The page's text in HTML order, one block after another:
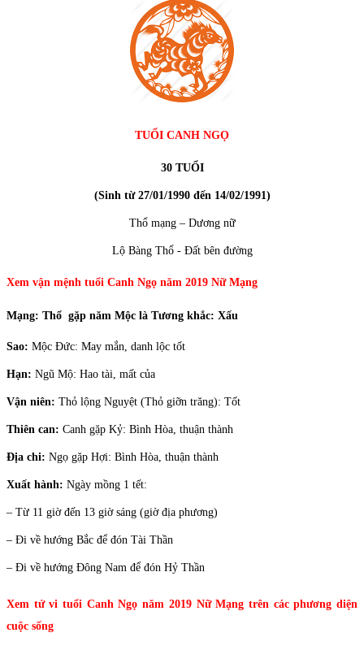
TUỔI CANH NGỌ
30 TUỔI
(Sinh từ 27/01/1990 đến 14/02/1991)
Thổ mạng – Dương nữ
Lộ Bàng Thổ - Đất bên đường
Xem vận mệnh tuổi Canh Ngọ năm 2019 Nữ Mạng
Mạng: Thổ gặp năm Mộc là Tương khắc: Xấu
Sao: Mộc Đức: May mắn, danh lộc tốt
Hạn: Ngũ Mộ: Hao tài, mất của
Vận niên: Thỏ lộng Nguyệt (Thỏ giỡn trăng): Tốt
Thiên can: Canh gặp Kỷ: Bình Hòa, thuận thành
Địa chi: Ngọ gặp Hợi: Bình Hòa, thuận thành
Xuất hành: Ngày mồng 1 tết:
– Từ 11 giờ đến 13 giờ sáng (giờ địa phương)
– Đi về hướng Bắc để đón Tài Thần
– Đi về hướng Đông Nam để đón Hỷ Thần
Xem tử vi tuổi Canh Ngọ năm 2019 Nữ Mạng trên các phương diện
cuộc sống